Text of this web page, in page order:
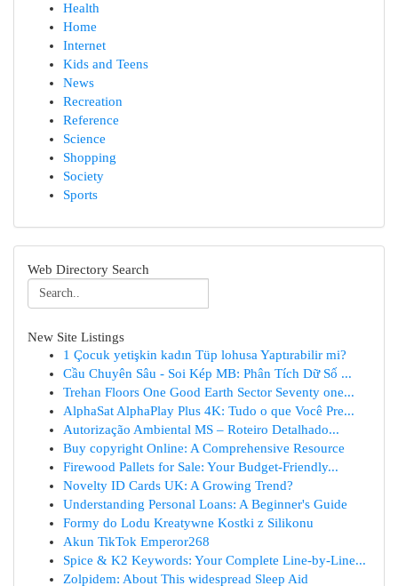
Health
Home
Internet
Kids and Teens
News
Recreation
Reference
Science
Shopping
Society
Sports
Web Directory Search
New Site Listings
1 Çocuk yetişkin kadın Tüp lohusa Yaptırabilir mi?
Cầu Chuyên Sâu - Soi Kép MB: Phân Tích Dữ Số ...
Trehan Floors One Good Earth Sector Seventy one...
AlphaSat AlphaPlay Plus 4K: Tudo o que Você Pre...
Autorização Ambiental MS – Roteiro Detalhado...
Buy copyright Online: A Comprehensive Resource
Firewood Pallets for Sale: Your Budget-Friendly...
Novelty ID Cards UK: A Growing Trend?
Understanding Personal Loans: A Beginner's Guide
Formy do Lodu Kreatywne Kostki z Silikonu
Akun TikTok Emperor268
Spice & K2 Keywords: Your Complete Line-by-Line...
Zolpidem: About This widespread Sleep Aid